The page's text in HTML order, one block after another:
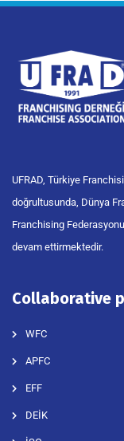
UFRAD, Türkiye
doğrultusunda, Dünya
Franchising
devam ettirmektedir.
Collaborative
WFC
APFC
EFF
DEİK